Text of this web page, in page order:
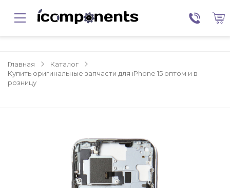
Главная
Каталог
Купить оригинальные запчасти для iPhone 15 оптом и в
розницу